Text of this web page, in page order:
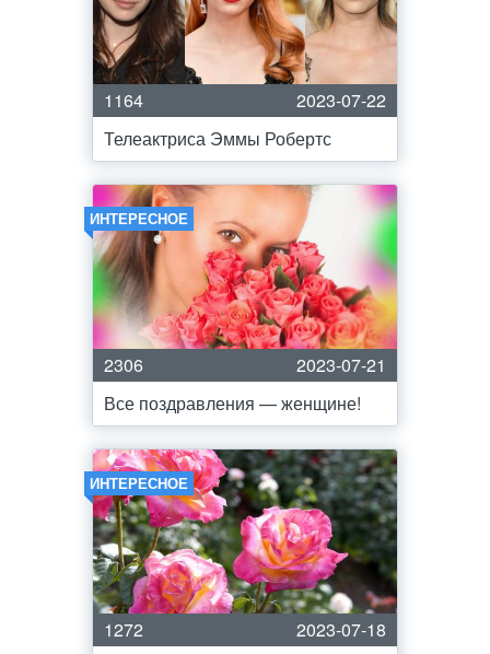
1164
2023-07-22
Телеактриса Эммы Робертс
ИНТЕРЕСНОЕ
2306
2023-07-21
Все поздравления — женщине!
ИНТЕРЕСНОЕ
1272
2023-07-18